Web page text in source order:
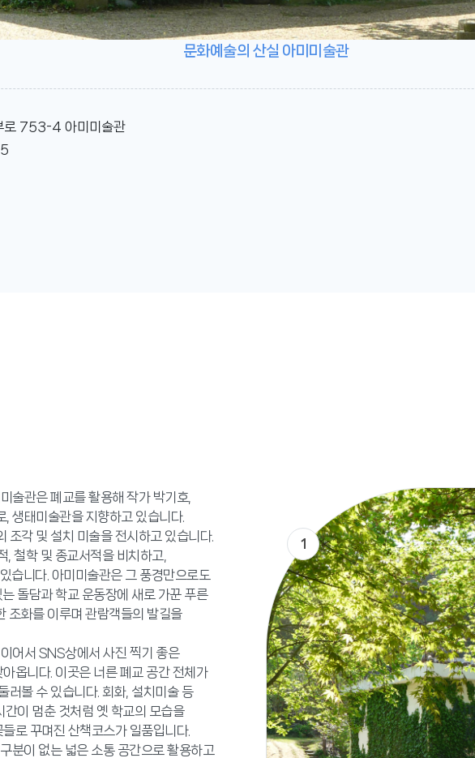
로 753-4 아미미술관
문화예술의 산실 아미미술관
술관은 폐교를 활용해 작가 박기호,
생태미술관을 지향하고 있습니다.
조각 및 설치 미술을 전시하고 있습니다.
철학 및 종교서적을 비치하고,
습니다. 아미미술관은 그 풍경만으로도
돌담과 학교 운동장에 새로 가꾼 푸른
조화를 이루며 관람객들의 발길을
어서 SNS상에서 사진 찍기 좋은
옵니다. 이곳은 너른 폐교 공간 전체가
러볼 수 있습니다. 회화, 설치미술 등
이 멈춘 것처럼 옛 학교의 모습을
로 꾸며진 산책코스가 일품입니다.
분이 없는 넓은 소통 공간으로 활용하고
1